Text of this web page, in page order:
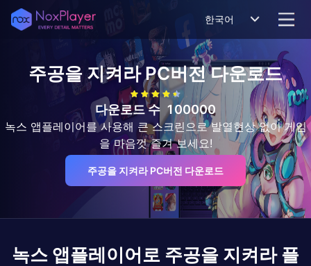
한국어
주공을 지켜라PC버전 다운로드
다운로드 수 100000
녹스 앱플레이어를 사용해 큰 스크린으로 발열현상 없이 게임
을 마음껏 즐겨 보세요!
주공을 지켜라 PC버전 다운로드
녹스 앱플레이어로 주공을 지켜라 플